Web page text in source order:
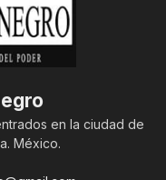
en la ciudad de
México.